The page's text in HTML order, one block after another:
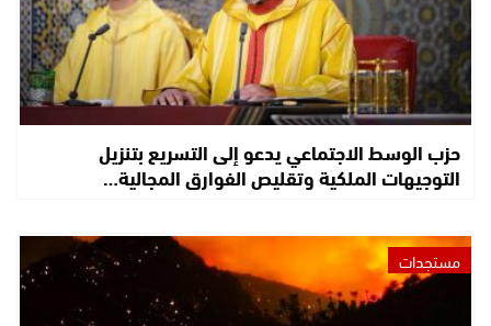
حزب الوسط الاجتماعي يدعو إلى التسريع بتنزيل
التوجيهات الملكية وتقليص الفوارق المجالية…
مستجدات